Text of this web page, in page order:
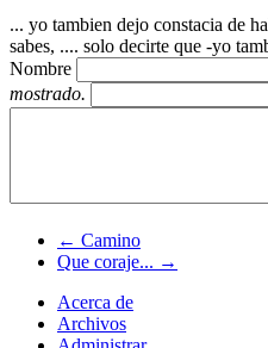
... yo tambien dejo constacia de
sabes, .... solo decirte que -yo
Nombre
mostrado.
← Camino
Que coraje... →
Acerca de
Archivos